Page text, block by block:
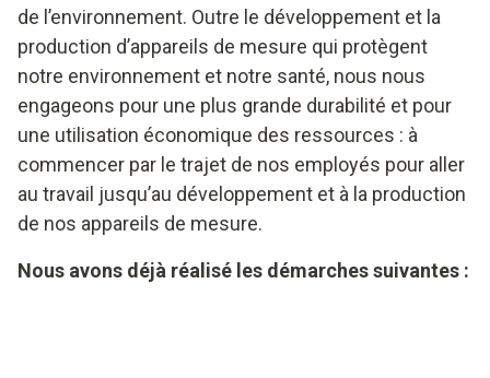
de l’environnement. Outre le développement et la
production d’appareils de mesure qui protègent
notre environnement et notre santé, nous nous
engageons pour une plus grande durabilité et pour
une utilisation économique des ressources : à
commencer par le trajet de nos employés pour aller
au travail jusqu’au développement et à la production
de nos appareils de mesure.
Nous avons déjà réalisé les démarches suivantes :